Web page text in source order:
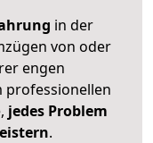
in der
von oder
engen
professionellen
jedes Problem
.